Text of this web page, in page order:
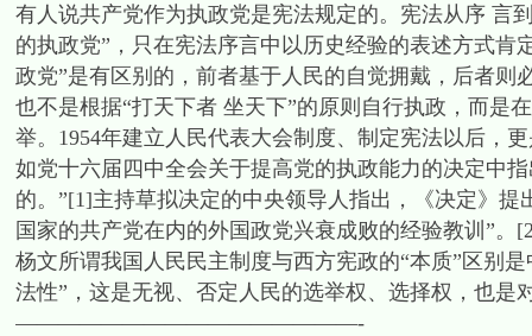
有人说共产党作为执政党是宪法规定的。宪法从序 言
的执政党”，只在宪法序言中以历史经验的表述方式肯
政党”是有区别的，前者基于人民的自觉拥戴，后者
也不是根据“打天下者 坐天下”的原则自行执政，而是
举。1954年建立人民代表大会制度、制定宪法以后，
如党十六届四中全会关于提高党的执政能力的决定中
的。”[1]主持草拟决定的中央领导人指出，《决定》
国家的共产党在内的外国政党兴衰成败的经验教训”
杨文所谓我国人民民主制度与西方宪政的“本质”区别
法性”，这是无视、否定人民的选举权、选择权，也是
————————————————-